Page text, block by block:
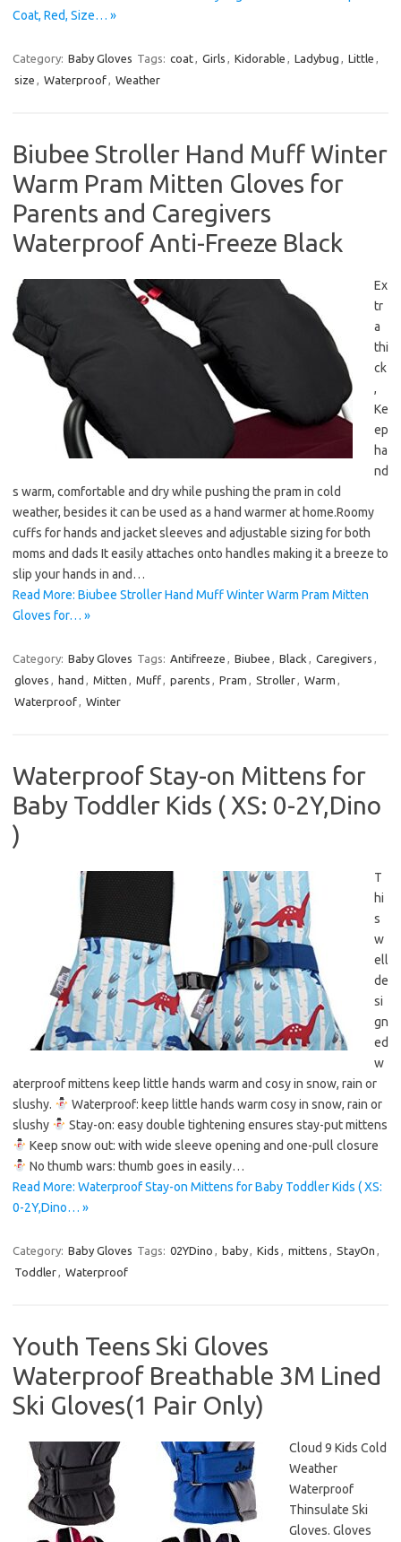
Coat, Red, Size… »
Category: Baby Gloves Tags: coat, Girls , Kidorable , Ladybug , Little ,
size , Waterproof, Weather
Biubee Stroller Hand Muff Winter
Warm Pram Mitten Gloves for
Parents and Caregivers
Waterproof Anti-Freeze Black
Ex
tr
a
thi
ck
,
Ke
ep
ha
nd
s warm, comfortable and dry while pushing the pram in cold
weather, besides it can be used as a hand warmer at home.Roomy
cuffs for hands and jacket sleeves and adjustable sizing for both
moms and dads It easily attaches onto handles making it a breeze to
slip your hands in and…
Read More: Biubee Stroller Hand Muff Winter Warm Pram Mitten
Gloves for… »
Category: Baby Gloves Tags: Antifreeze , Biubee , Black , Caregivers ,
gloves , hand , Mitten , Muff, parents , Pram , Stroller, Warm ,
Waterproof, Winter
Waterproof Stay-on Mittens for
Baby Toddler Kids ( XS: 0-2Y,Dino
)
T
hi
s
w
ell
de
si
gn
ed
w
aterproof mittens keep little hands warm and cosy in snow, rain or
slushy.
Waterproof: keep little hands warm cosy in snow, rain or
slushy
Stay-on: easy double tightening ensures stay-put mittens
Keep snow out: with wide sleeve opening and one-pull closure
No thumb wars: thumb goes in easily…
Read More: Waterproof Stay-on Mittens for Baby Toddler Kids ( XS:
0-2Y,Dino… »
Category: Baby Gloves Tags: 02YDino , baby, Kids , mittens , StayOn ,
Toddler, Waterproof
Youth Teens Ski Gloves
Waterproof Breathable 3M Lined
Ski Gloves(1 Pair Only)
Cloud 9 Kids Cold
Weather
Waterproof
Thinsulate Ski
Gloves. Gloves